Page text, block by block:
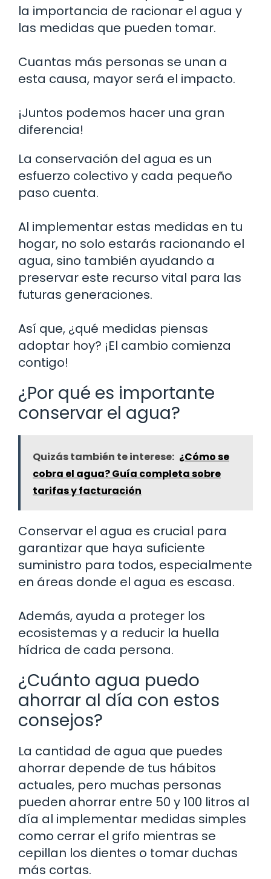
la importancia de racionar el agua y
las medidas que pueden tomar.
Cuantas más personas se unan a
esta causa, mayor será el impacto.
¡Juntos podemos hacer una gran
diferencia!
La conservación del agua es un
esfuerzo colectivo y cada pequeño
paso cuenta.
Al implementar estas medidas en tu
hogar, no solo estarás racionando el
agua, sino también ayudando a
preservar este recurso vital para las
futuras generaciones.
Así que, ¿qué medidas piensas
adoptar hoy? ¡El cambio comienza
contigo!
¿Por qué es importante
conservar el agua?
Quizás también te interese: ¿Cómo se
cobra el agua? Guía completa sobre
tarifas y facturación
Conservar el agua es crucial para
garantizar que haya suficiente
suministro para todos, especialmente
en áreas donde el agua es escasa.
Además, ayuda a proteger los
ecosistemas y a reducir la huella
hídrica de cada persona.
¿Cuánto agua puedo
ahorrar al día con estos
consejos?
La cantidad de agua que puedes
ahorrar depende de tus hábitos
actuales, pero muchas personas
pueden ahorrar entre 50 y 100 litros al
día al implementar medidas simples
como cerrar el grifo mientras se
cepillan los dientes o tomar duchas
más cortas.